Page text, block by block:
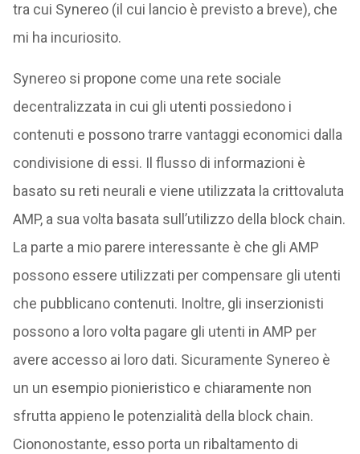
tra cui Synereo (il cui lancio è previsto a breve), che
mi ha incuriosito.
Synereo si propone come una rete sociale
decentralizzata in cui gli utenti possiedono i
contenuti e possono trarre vantaggi economici dalla
condivisione di essi. Il flusso di informazioni è
basato su reti neurali e viene utilizzata la crittovaluta
AMP, a sua volta basata sull’utilizzo della block chain.
La parte a mio parere interessante è che gli AMP
possono essere utilizzati per compensare gli utenti
che pubblicano contenuti. Inoltre, gli inserzionisti
possono a loro volta pagare gli utenti in AMP per
avere accesso ai loro dati. Sicuramente Synereo è
un un esempio pionieristico e chiaramente non
sfrutta appieno le potenzialità della block chain.
Ciononostante, esso porta un ribaltamento di